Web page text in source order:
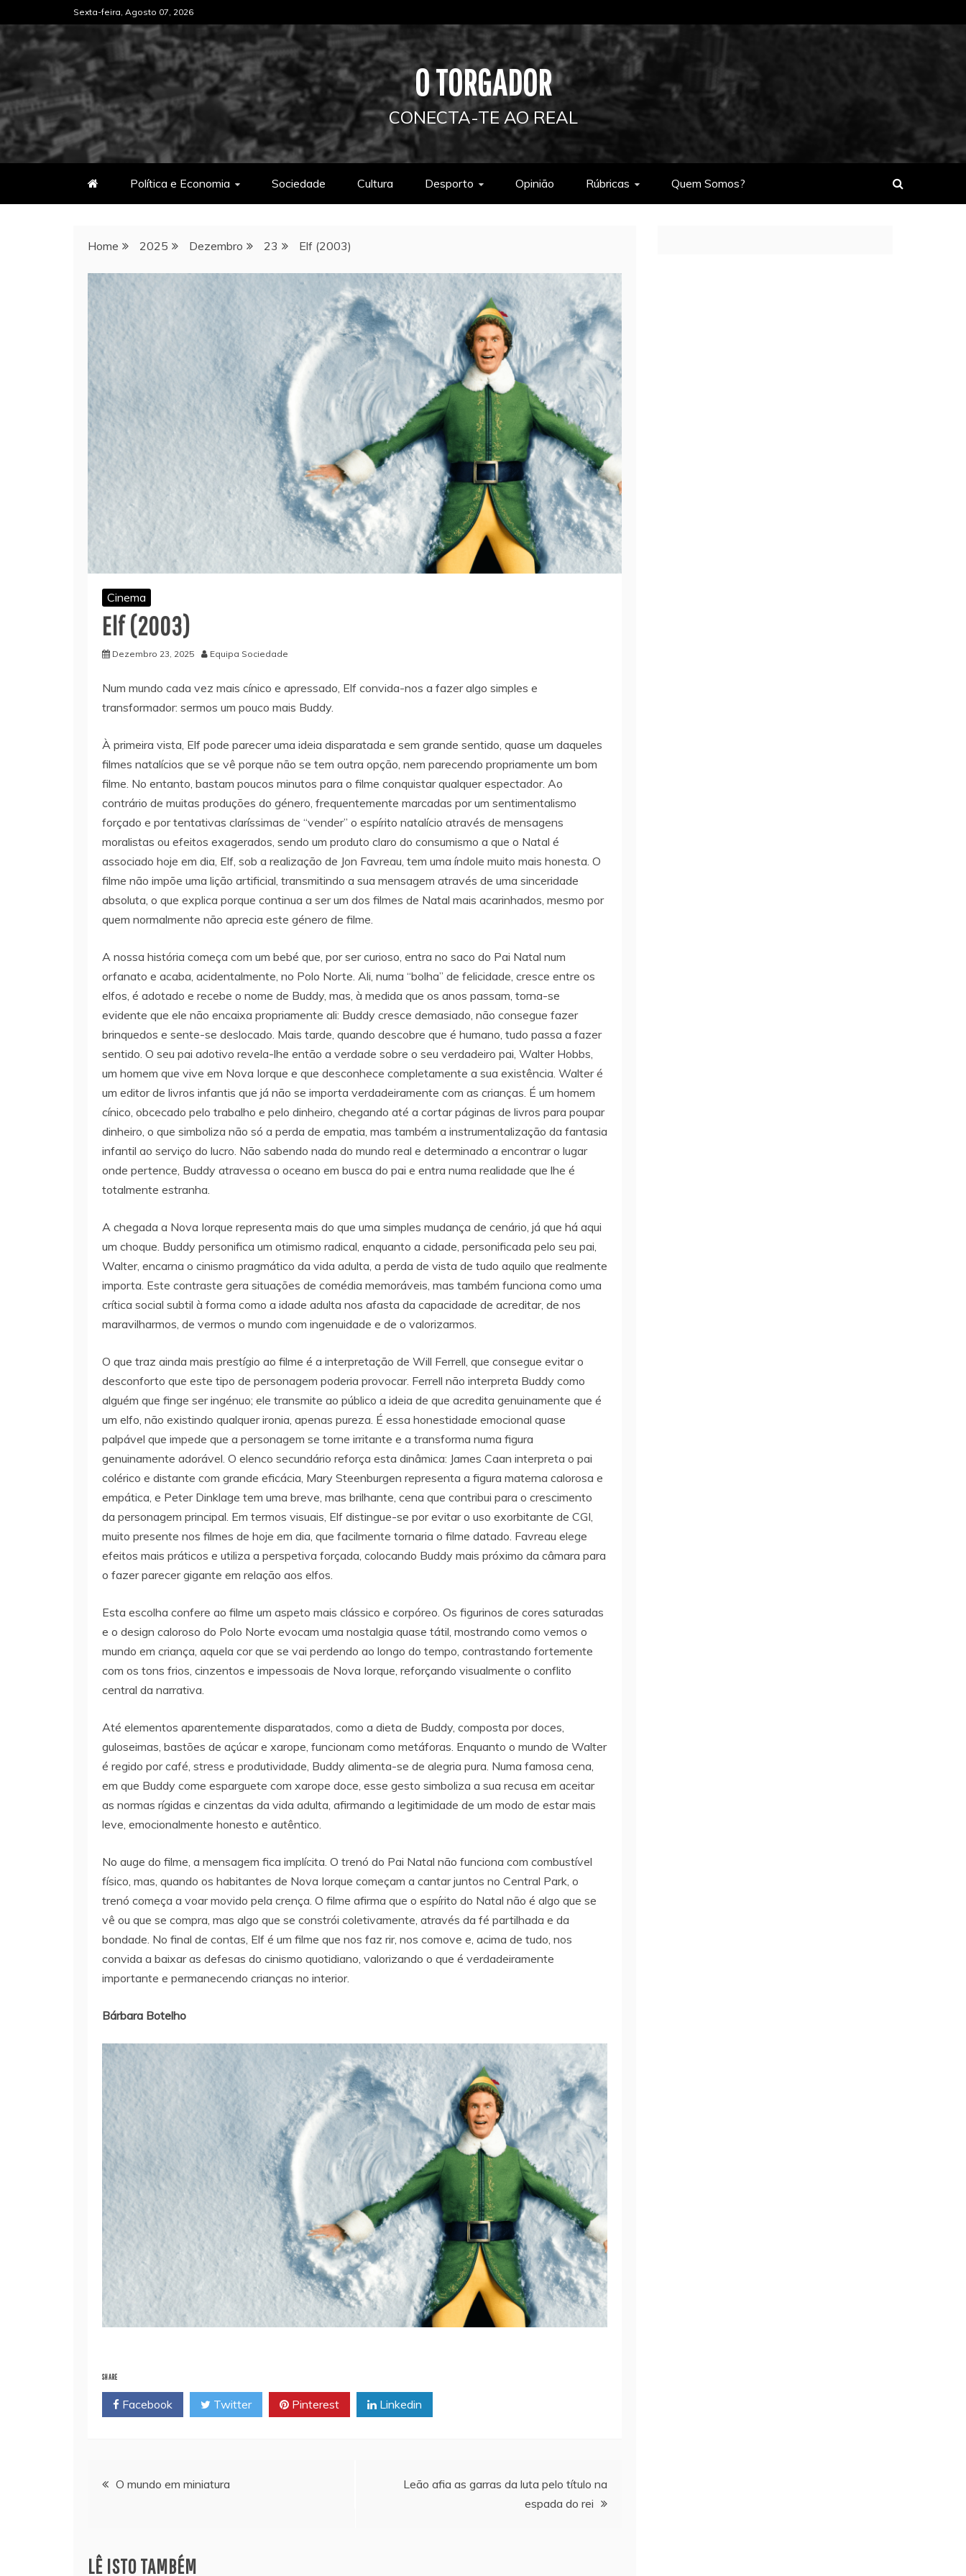
to
content
Sexta-feira, Agosto 07, 2026
O TORGADOR
CONECTA-TE AO REAL
Política e Economia Sociedade Cultura Desporto Opinião Rúbricas Quem Somos?
Home 2025 Dezembro 23 Elf (2003)
Cinema
Elf (2003)
Dezembro 23, 2025 Equipa Sociedade
Num mundo cada vez mais cínico e apressado, Elf convida-nos a fazer algo simples e
transformador: sermos um pouco mais Buddy.
À primeira vista, Elf pode parecer uma ideia disparatada e sem grande sentido, quase um daqueles
filmes natalícios que se vê porque não se tem outra opção, nem parecendo propriamente um bom
filme. No entanto, bastam poucos minutos para o filme conquistar qualquer espectador. Ao
contrário de muitas produções do género, frequentemente marcadas por um sentimentalismo
forçado e por tentativas claríssimas de “vender” o espírito natalício através de mensagens
moralistas ou efeitos exagerados, sendo um produto claro do consumismo a que o Natal é
associado hoje em dia, Elf, sob a realização de Jon Favreau, tem uma índole muito mais honesta. O
filme não impõe uma lição artificial, transmitindo a sua mensagem através de uma sinceridade
absoluta, o que explica porque continua a ser um dos filmes de Natal mais acarinhados, mesmo por
quem normalmente não aprecia este género de filme.
A nossa história começa com um bebé que, por ser curioso, entra no saco do Pai Natal num
orfanato e acaba, acidentalmente, no Polo Norte. Ali, numa “bolha” de felicidade, cresce entre os
elfos, é adotado e recebe o nome de Buddy, mas, à medida que os anos passam, torna-se
evidente que ele não encaixa propriamente ali: Buddy cresce demasiado, não consegue fazer
brinquedos e sente-se deslocado. Mais tarde, quando descobre que é humano, tudo passa a fazer
sentido. O seu pai adotivo revela-lhe então a verdade sobre o seu verdadeiro pai, Walter Hobbs,
um homem que vive em Nova Iorque e que desconhece completamente a sua existência. Walter é
um editor de livros infantis que já não se importa verdadeiramente com as crianças. É um homem
cínico, obcecado pelo trabalho e pelo dinheiro, chegando até a cortar páginas de livros para poupar
dinheiro, o que simboliza não só a perda de empatia, mas também a instrumentalização da fantasia
infantil ao serviço do lucro. Não sabendo nada do mundo real e determinado a encontrar o lugar
onde pertence, Buddy atravessa o oceano em busca do pai e entra numa realidade que lhe é
totalmente estranha.
A chegada a Nova Iorque representa mais do que uma simples mudança de cenário, já que há aqui
um choque. Buddy personifica um otimismo radical, enquanto a cidade, personificada pelo seu pai,
Walter, encarna o cinismo pragmático da vida adulta, a perda de vista de tudo aquilo que realmente
importa. Este contraste gera situações de comédia memoráveis, mas também funciona como uma
crítica social subtil à forma como a idade adulta nos afasta da capacidade de acreditar, de nos
maravilharmos, de vermos o mundo com ingenuidade e de o valorizarmos.
O que traz ainda mais prestígio ao filme é a interpretação de Will Ferrell, que consegue evitar o
desconforto que este tipo de personagem poderia provocar. Ferrell não interpreta Buddy como
alguém que finge ser ingénuo; ele transmite ao público a ideia de que acredita genuinamente que é
um elfo, não existindo qualquer ironia, apenas pureza. É essa honestidade emocional quase
palpável que impede que a personagem se torne irritante e a transforma numa figura
genuinamente adorável. O elenco secundário reforça esta dinâmica: James Caan interpreta o pai
colérico e distante com grande eficácia, Mary Steenburgen representa a figura materna calorosa e
empática, e Peter Dinklage tem uma breve, mas brilhante, cena que contribui para o crescimento
da personagem principal. Em termos visuais, Elf distingue-se por evitar o uso exorbitante de CGI,
muito presente nos filmes de hoje em dia, que facilmente tornaria o filme datado. Favreau elege
efeitos mais práticos e utiliza a perspetiva forçada, colocando Buddy mais próximo da câmara para
o fazer parecer gigante em relação aos elfos.
Esta escolha confere ao filme um aspeto mais clássico e corpóreo. Os figurinos de cores saturadas
e o design caloroso do Polo Norte evocam uma nostalgia quase tátil, mostrando como vemos o
mundo em criança, aquela cor que se vai perdendo ao longo do tempo, contrastando fortemente
com os tons frios, cinzentos e impessoais de Nova Iorque, reforçando visualmente o conflito
central da narrativa.
Até elementos aparentemente disparatados, como a dieta de Buddy, composta por doces,
guloseimas, bastões de açúcar e xarope, funcionam como metáforas. Enquanto o mundo de Walter
é regido por café, stress e produtividade, Buddy alimenta-se de alegria pura. Numa famosa cena,
em que Buddy come esparguete com xarope doce, esse gesto simboliza a sua recusa em aceitar
as normas rígidas e cinzentas da vida adulta, afirmando a legitimidade de um modo de estar mais
leve, emocionalmente honesto e autêntico.
No auge do filme, a mensagem fica implícita. O trenó do Pai Natal não funciona com combustível
físico, mas, quando os habitantes de Nova Iorque começam a cantar juntos no Central Park, o
trenó começa a voar movido pela crença. O filme afirma que o espírito do Natal não é algo que se
vê ou que se compra, mas algo que se constrói coletivamente, através da fé partilhada e da
bondade. No final de contas, Elf é um filme que nos faz rir, nos comove e, acima de tudo, nos
convida a baixar as defesas do cinismo quotidiano, valorizando o que é verdadeiramente
importante e permanecendo crianças no interior.
Bárbara Botelho
SHARE
Facebook Twitter Pinterest Linkedin
Navegação
artigos
O mundo em miniatura
Leão afia as garras da luta pelo título na
espada do rei
LÊ ISTO TAMBÉM